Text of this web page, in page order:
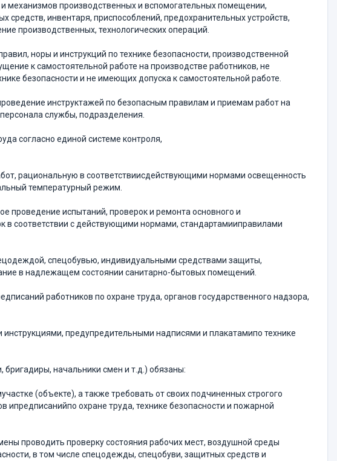
механизмов производственных и вспомогательных помещении,
средств, инвентаря, приспособлений, предохранительных устройств,
производственных, технологических операций.
норы и инструкций по технике безопасности, производственной
к самостоятельной работе на производстве работников, не
безопасности и не имеющих допуска к самостоятельной работе.
инструктажей по безопасным правилам и приемам работ на
службы, подразделения.
согласно единой системе контроля,
рациональную в соответствиисдействующими нормами освещенность
температурный режим.
проведение испытаний, проверок и ремонта основного и
в соответствии с действующими нормами, стандартамииправилами
спецобувью, индивидуальными средствами защиты,
в надлежащем состоянии санитарно-бытовых помещений.
работников по охране труда, органов государственного надзора,
предупредительными надписями и плакатамипо технике
начальники смен и т.д.) обязаны:
(объекте), а также требовать от своих подчиненных строгого
охране труда, технике безопасности и пожарной
проводить проверку состояния рабочих мест, воздушной среды
в том числе спецодежды, спецобуви, защитных средств и